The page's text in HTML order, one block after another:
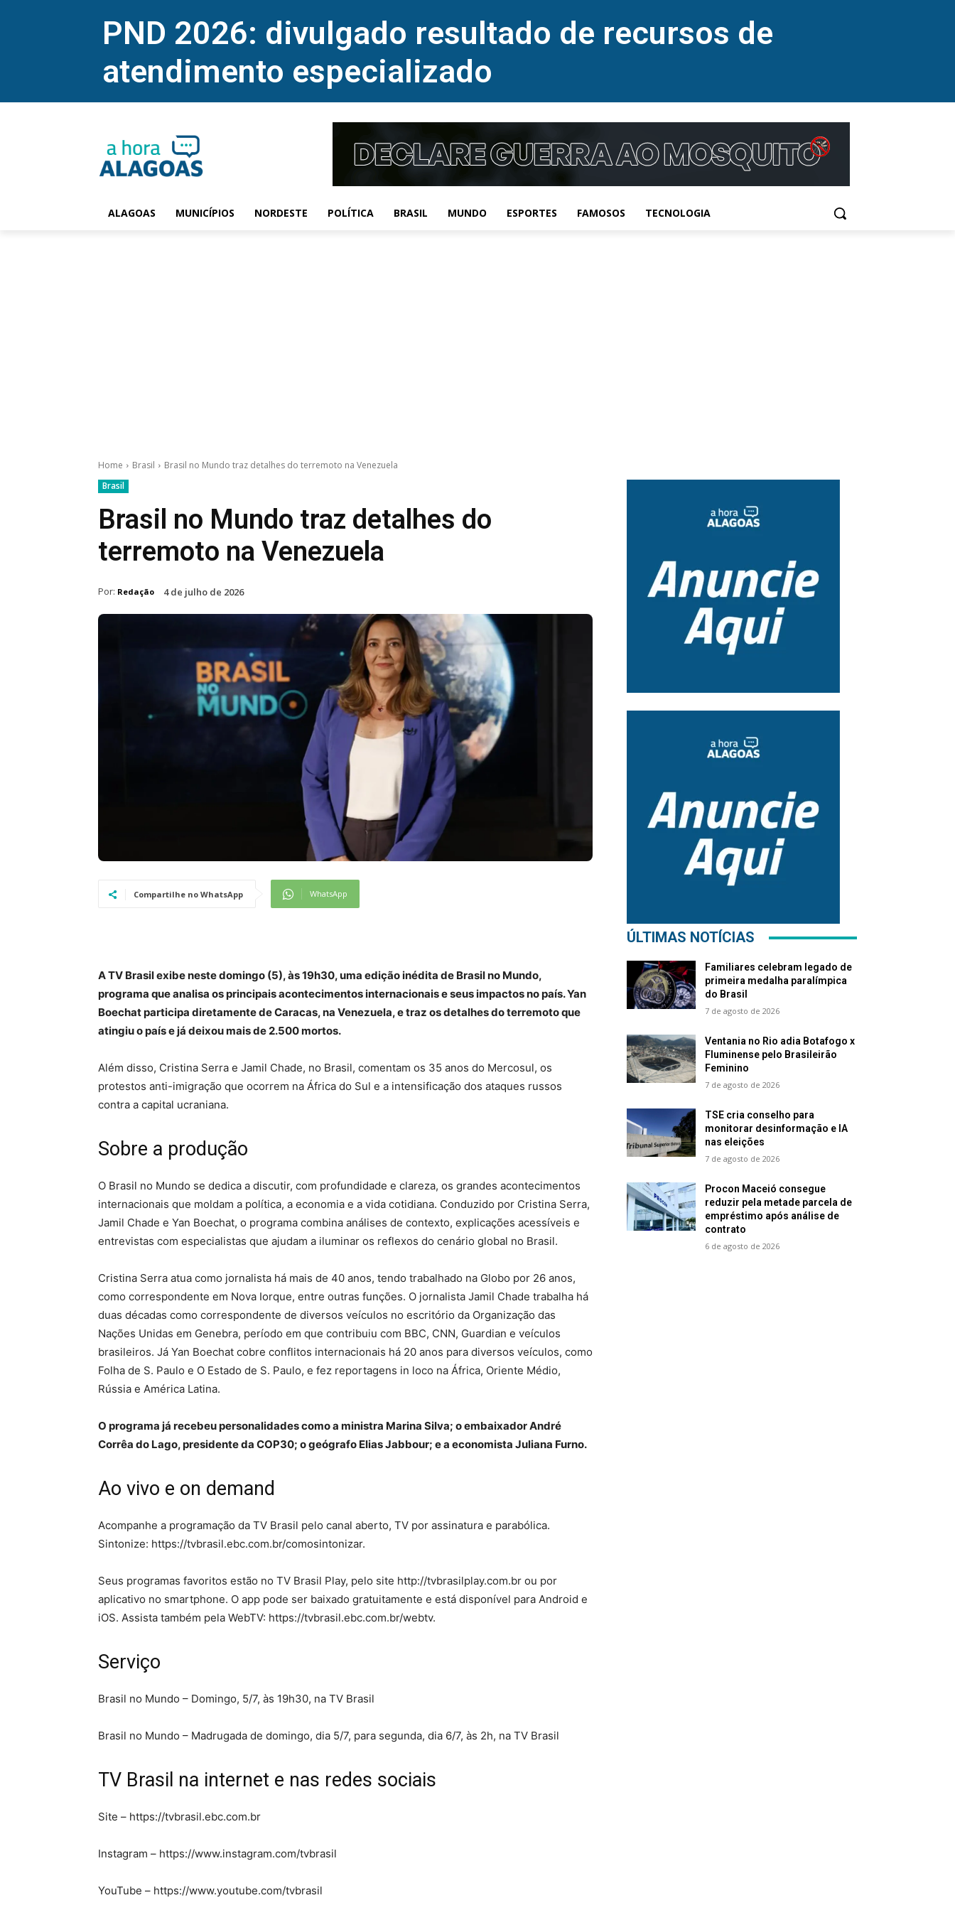
PND 2026: divulgado resultado de recursos de
atendimento especializado
ALAGOAS MUNICÍPIOS NORDESTE POLÍTICA BRASIL MUNDO ESPORTES FAMOSOS TECNOLOGIA
Home Brasil
Brasil no Mundo traz detalhes do terremoto na Venezuela
Brasil
Brasil no Mundo traz detalhes do
terremoto na Venezuela
Por: Redação 4 de julho de 2026
Compartilhe no WhatsApp WhatsApp
A TV Brasil exibe neste domingo (5), às 19h30, uma edição inédita de Brasil no Mundo,
programa que analisa os principais acontecimentos internacionais e seus impactos no país. Yan
Boechat participa diretamente de Caracas, na Venezuela, e traz os detalhes do terremoto que
atingiu o país e já deixou mais de 2.500 mortos.
Além disso, Cristina Serra e Jamil Chade, no Brasil, comentam os 35 anos do Mercosul, os
protestos anti-imigração que ocorrem na África do Sul e a intensificação dos ataques russos
contra a capital ucraniana.
Sobre a produção
O Brasil no Mundo se dedica a discutir, com profundidade e clareza, os grandes acontecimentos
internacionais que moldam a política, a economia e a vida cotidiana. Conduzido por Cristina Serra,
Jamil Chade e Yan Boechat, o programa combina análises de contexto, explicações acessíveis e
entrevistas com especialistas que ajudam a iluminar os reflexos do cenário global no Brasil.
Cristina Serra atua como jornalista há mais de 40 anos, tendo trabalhado na Globo por 26 anos,
como correspondente em Nova Iorque, entre outras funções. O jornalista Jamil Chade trabalha há
duas décadas como correspondente de diversos veículos no escritório da Organização das
Nações Unidas em Genebra, período em que contribuiu com BBC, CNN, Guardian e veículos
brasileiros. Já Yan Boechat cobre conflitos internacionais há 20 anos para diversos veículos, como
Folha de S. Paulo e O Estado de S. Paulo, e fez reportagens in loco na África, Oriente Médio,
Rússia e América Latina.
O programa já recebeu personalidades como a ministra Marina Silva; o embaixador André
Corrêa do Lago, presidente da COP30; o geógrafo Elias Jabbour; e a economista Juliana Furno.
Ao vivo e on demand
Acompanhe a programação da TV Brasil pelo canal aberto, TV por assinatura e parabólica.
Sintonize: https://tvbrasil.ebc.com.br/comosintonizar.
Seus programas favoritos estão no TV Brasil Play, pelo site http://tvbrasilplay.com.br ou por
aplicativo no smartphone. O app pode ser baixado gratuitamente e está disponível para Android e
iOS. Assista também pela WebTV: https://tvbrasil.ebc.com.br/webtv.
Serviço
Brasil no Mundo – Domingo, 5/7, às 19h30, na TV Brasil
Brasil no Mundo – Madrugada de domingo, dia 5/7, para segunda, dia 6/7, às 2h, na TV Brasil
TV Brasil na internet e nas redes sociais
Site – https://tvbrasil.ebc.com.br
Instagram – https://www.instagram.com/tvbrasil
YouTube – https://www.youtube.com/tvbrasil
ÚLTIMAS NOTÍCIAS
Familiares celebram legado de
primeira medalha paralímpica
do Brasil
7 de agosto de 2026
Ventania no Rio adia Botafogo x
Fluminense pelo Brasileirão
Feminino
7 de agosto de 2026
TSE cria conselho para
monitorar desinformação e IA
nas eleições
7 de agosto de 2026
Procon Maceió consegue
reduzir pela metade parcela de
empréstimo após análise de
contrato
6 de agosto de 2026